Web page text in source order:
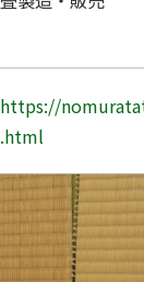
https://
.html